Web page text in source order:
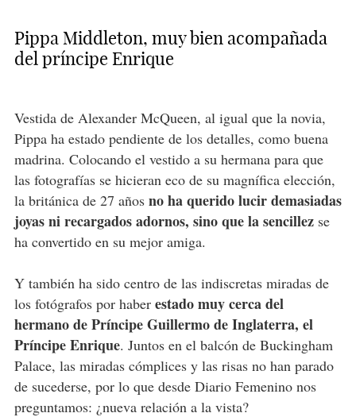
Pippa Middleton, muy bien acompañada
del príncipe Enrique
Vestida de Alexander McQueen, al igual que la novia,
Pippa ha estado pendiente de los detalles, como buena
madrina. Colocando el vestido a su hermana para que
las fotografías se hicieran eco de su magnífica elección,
la británica de 27 años no ha querido lucir demasiadas
joyas ni recargados adornos, sino que la sencillezse
ha convertido en su mejor amiga.
Y también ha sido centro de las indiscretas miradas de
los fotógrafos por haber estado muy cerca del
hermano de Príncipe Guillermo de Inglaterra, el
Príncipe Enrique. Juntos en el balcón de Buckingham
Palace, las miradas cómplices y las risas no han parado
de sucederse, por lo que desde Diario Femenino nos
preguntamos: ¿nueva relación a la vista?